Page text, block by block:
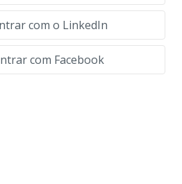
com o LinkedIn
com Facebook